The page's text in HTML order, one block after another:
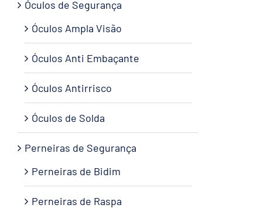
Óculos de Segurança
Óculos Ampla Visão
Óculos Anti Embaçante
Óculos Antirrisco
Óculos de Solda
Perneiras de Segurança
Perneiras de Bidim
Perneiras de Raspa